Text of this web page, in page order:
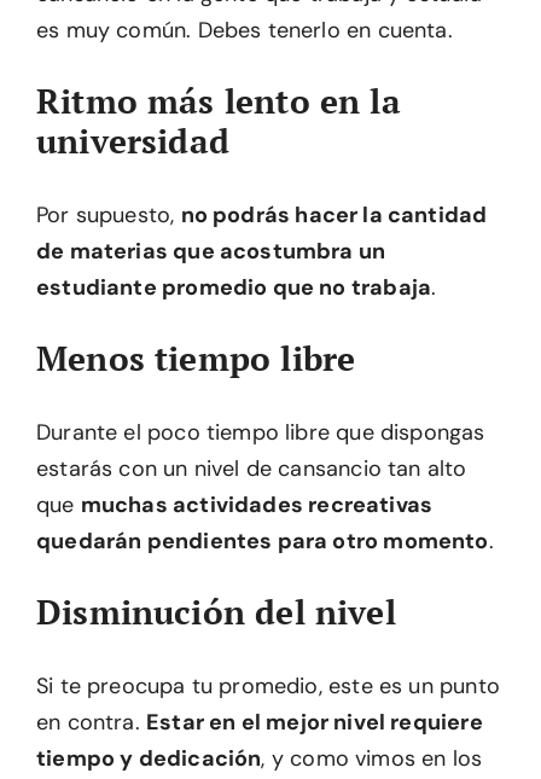
es muy común. Debes tenerlo en cuenta.
Ritmo más lento en la
universidad
Por supuesto, no podrás hacer la cantidad
de materias que acostumbra un
estudiante promedio que no trabaja.
Menos tiempo libre
Durante el poco tiempo libre que dispongas
estarás con un nivel de cansancio tan alto
que muchas actividades recreativas
quedarán pendientes para otro momento.
Disminución del nivel
Si te preocupa tu promedio, este es un punto
en contra. Estar en el mejor nivel requiere
tiempo y dedicación, y como vimos en los